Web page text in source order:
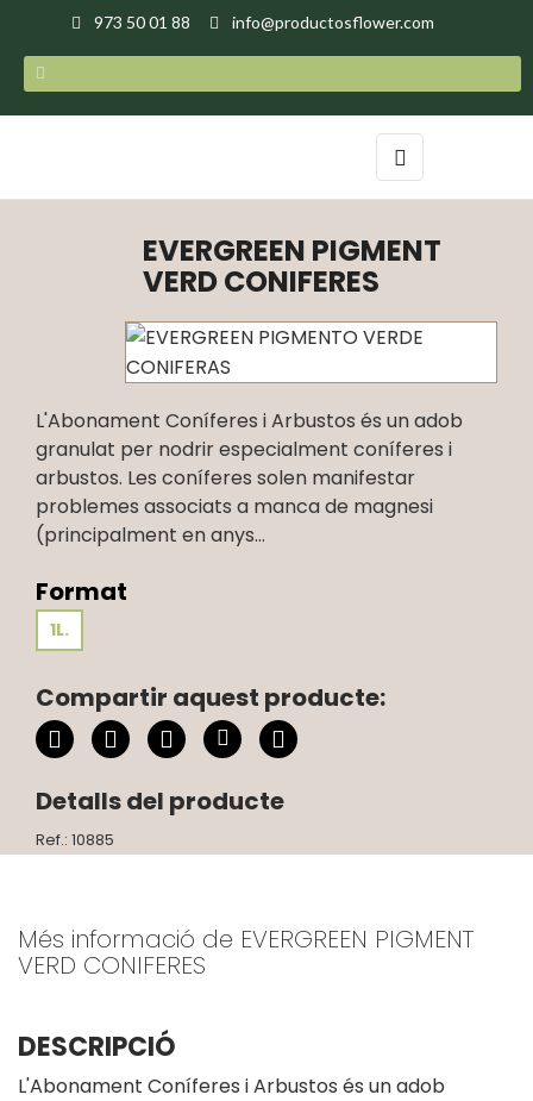
973 50 01 88 info@productosflower.com
Toggle
navigation
☰
EVERGREEN PIGMENT
VERD CONIFERES
L'Abonament Coníferes i Arbustos és un adob
granulat per nodrir especialment coníferes i
arbustos. Les coníferes solen manifestar
problemes associats a manca de magnesi
(principalment en anys...
Format
1L.
Compartir aquest producte:
Detalls del producte
Ref.: 10885
Més informació de EVERGREEN PIGMENT
VERD CONIFERES
DESCRIPCIÓ
L'Abonament Coníferes i Arbustos és un adob